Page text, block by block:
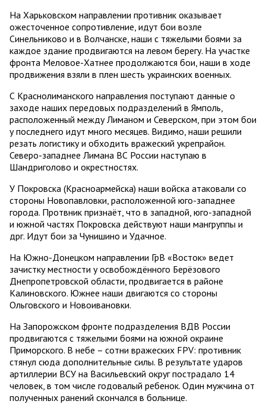
На Харьковском направлении противник оказывает
ожесточенное сопротивление, идут бои возле
Синельниково и в Волчанске, наши с тяжелыми боями за
каждое здание продвигаются на левом берегу. На участке
фронта Меловое-Хатнее продолжаются бои, наши в ходе
продвижения взяли в плен шесть украинских военных.
С Краснолиманского направления поступают данные о
заходе наших передовых подразделений в Ямполь,
расположенный между Лиманом и Северском, при этом бои
у последнего идут много месяцев. Видимо, наши решили
резать логистику и обходить вражеский укрепрайон.
Северо-западнее Лимана ВС России наступаю в
Шандриголово и окрестностях.
У Покровска (Красноармейска) наши войска атаковали со
стороны Новопавловки, расположенной юго-западнее
города. Протвник признаёт, что в западной, юго-западной
и южной частях Покровска действуют наши мангруппы и
дрг. Идут бои за Чунишино и Удачное.
На Южно-Донецком направлении ГрВ «Восток» ведет
зачистку местности у освобождённого Берёзового
Днепропетровской области, продвигается в районе
Калиновского. Южнее наши двигаются со стороны
Ольговского и Новоивановки.
На Запорожском фронте подразделения ВДВ России
продвигаются с тяжелыми боями на южной окраине
Приморского. В небе – сотни вражеских FPV: противник
стянул сюда дополнительные силы. В результате ударов
артиллерии ВСУ на Васильевский округ пострадало 14
человек, в том числе годовалый ребенок. Один мужчина от
полученных ранений скончался в больнице.